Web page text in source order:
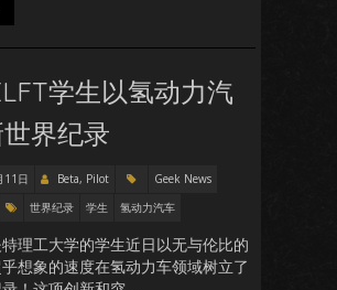
学生以氢动力汽
界纪录
11日 Beta, Pilot
Geek News
世界纪录 学生 氢动力汽车
理工大学的学生近日以无与伦比的
想象的速度在氢动力车领域树立了